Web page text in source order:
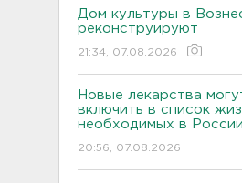
Дом культуры в
реконструируют
21:34, 07.08.2026
Новые лекарства
включить в список
необходимых в России
20:56, 07.08.2026